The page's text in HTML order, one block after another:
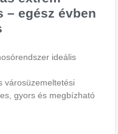
– egész évben
ideális
városüzemeltetési
gyors és megbízható